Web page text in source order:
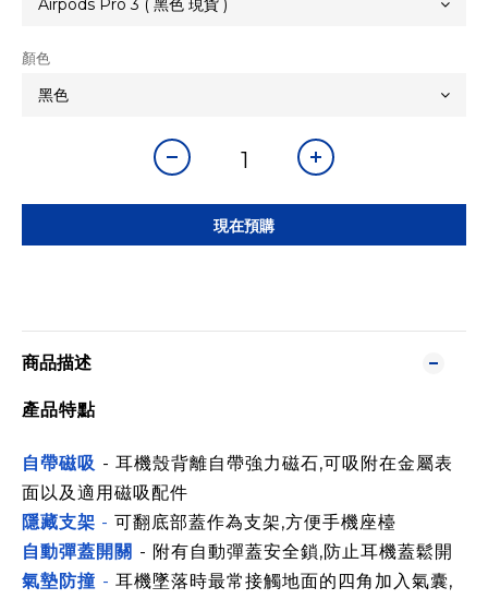
顏色
現在預購
商品描述
產品特點
自帶磁吸 - 耳機殼背離自帶強力磁石,可吸附在金屬表
面以及適用磁吸配件
隱藏支架 - 可翻底部蓋作為支架,方便手機座檯
自動彈蓋開關 - 附有自動彈蓋安全鎖,防止耳機蓋鬆開
氣墊防撞 - 耳機墜落時最常接觸地面的四角加入氣囊,